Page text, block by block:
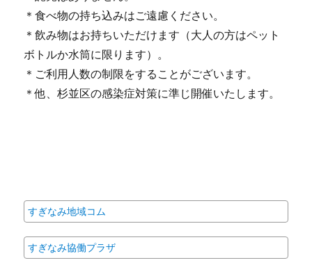
＊食べ物の持ち込みはご遠慮ください。
＊飲み物はお持ちいただけます（大人の方はペット
ボトルか水筒に限ります）。
＊ご利用人数の制限をすることがございます。
＊他、杉並区の感染症対策に準じ開催いたします。
すぎなみ地域コム
すぎなみ協働プラザ